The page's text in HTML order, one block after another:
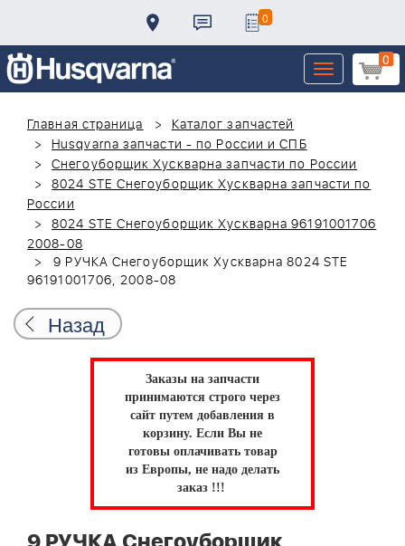
0
0
Toggle
navigation
Главная страница
Каталог запчастей
Husqvarna запчасти - по России и СПБ
Снегоуборщик Хускварна запчасти по России
8024 STE Снегоуборщик Хускварна запчасти по
России
8024 STE Снегоуборщик Хускварна 96191001706
2008-08
9 РУЧКА Снегоуборщик Хускварна 8024 STE
96191001706, 2008-08
Назад
Заказы на запчасти
принимаются строго через
сайт путем добавления в
корзину. Если Вы не
готовы оплачивать товар
из Европы, не надо делать
заказ !!!